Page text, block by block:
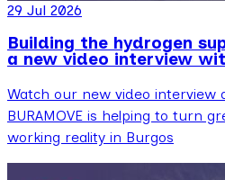
29 Jul 2026
Building the hydrogen
a new video interview
Watch our new video interview
BURAMOVE is helping to turn
working reality in Burgos